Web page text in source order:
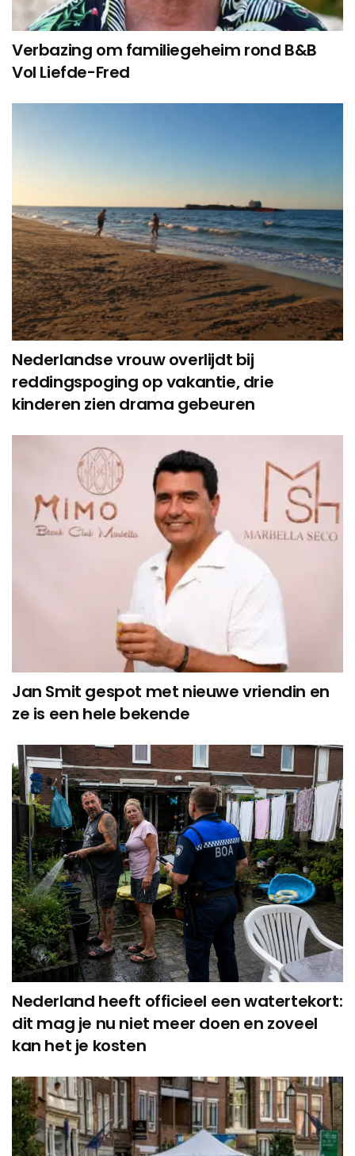
Verbazing om familiegeheim rond B&B
Vol Liefde-Fred
Nederlandse vrouw overlijdt bij
reddingspoging op vakantie, drie
kinderen zien drama gebeuren
Jan Smit gespot met nieuwe vriendin en
ze is een hele bekende
Nederland heeft officieel een watertekort:
dit mag je nu niet meer doen en zoveel
kan het je kosten